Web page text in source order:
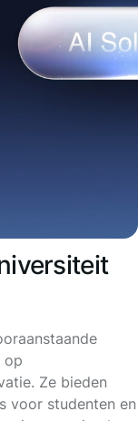
op
Ze bieden
voor studenten en